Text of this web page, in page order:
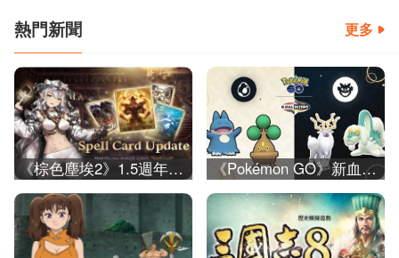
熱門新聞 更多
《棕色塵埃2》1.5週年紀念事前預約開跑 《Pokémon GO》新血與老將活動限時開啟